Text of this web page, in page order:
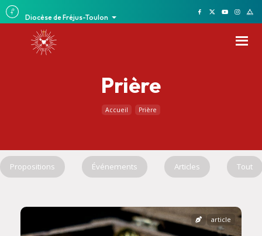
Diocèse de Fréjus-Toulon
Prière
Accueil Prière
Propositions Événements Articles Tout
article